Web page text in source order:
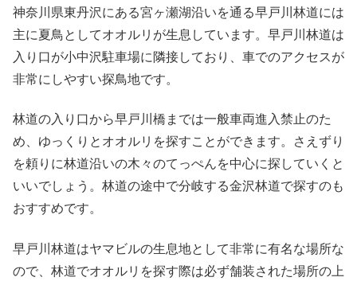
神奈川県東丹沢にある宮ヶ瀬湖沿いを通る早戸川林道には
主に夏鳥としてオオルリが生息しています。早戸川林道は
入り口が小中沢駐車場に隣接しており、車でのアクセスが
非常にしやすい探鳥地です。
林道の入り口から早戸川橋までは一般車両進入禁止のた
め、ゆっくりとオオルリを探すことができます。さえずり
を頼りに林道沿いの木々のてっぺんを中心に探していくと
いいでしょう。林道の途中で分岐する金沢林道で探すのも
おすすめです。
早戸川林道はヤマビルの生息地として非常に有名な場所な
ので、林道でオオルリを探す際は必ず舗装された場所の上